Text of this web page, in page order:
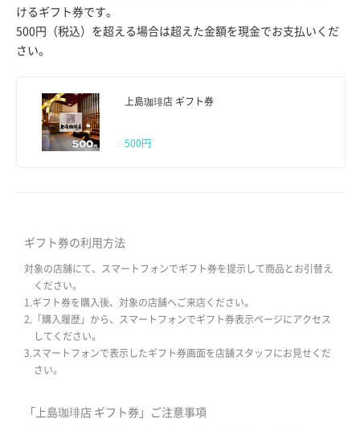
けるギフト券です。
500円（税込）を超える場合は超えた金額を現金でお支払いくだ
さい。
上島珈琲店 ギフト券
500円
ギフト券の利用方法
対象の店舗にて、スマートフォンでギフト券を提示して商品とお引替え
ください。
1.ギフト券を購入後、対象の店舗へご来店ください。
2.「購入履歴」から、スマートフォンでギフト券表示ページにアクセス
してください。
3.スマートフォンで表示したギフト券画面を店舗スタッフにお見せくだ
さい。
「上島珈琲店 ギフト券」ご注意事項